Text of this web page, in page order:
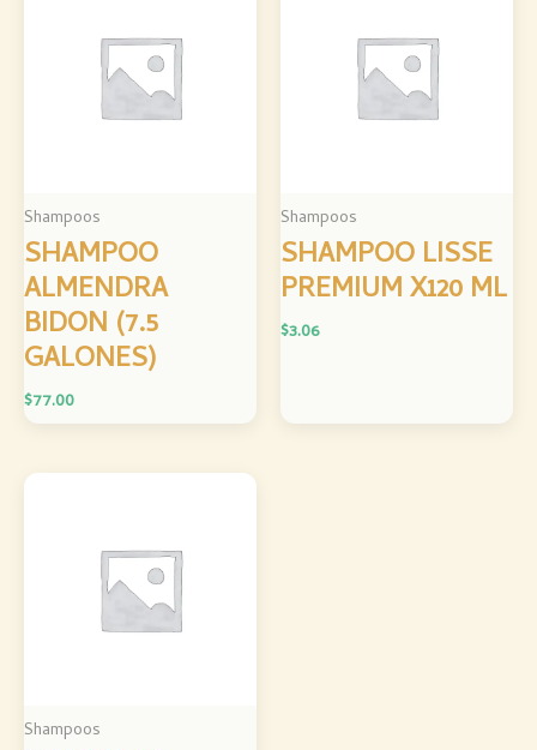
Shampoos
SHAMPOO
ALMENDRA
BIDON (7.5
GALONES)
$77.00
Shampoos
SHAMPOO LISSE
PREMIUM X120 ML
$3.06
Shampoos